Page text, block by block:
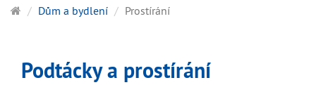
HlavníDům a bydlení Prostírání
Podtácky a prostírání